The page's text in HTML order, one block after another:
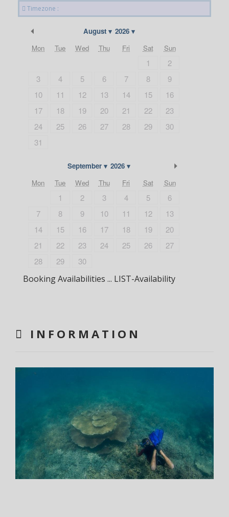
Timezone :
August 2026
Previous Month
Mon Tue Wed Thu Fri Sat Sun
1
2
3
4 5 6 7 8
9
10
11 12 13 14 15
16
17
18 19 20 21 22
23
24
25 26 27 28 29
30
31
September 2026
Mon Tue Wed Thu Fri Sat Sun
1 2 3 4 5
6
7
8 9 10 11 12
13
14
15 16 17 18 19
20
21
22 23 24 25 26
27
28
29 30
Booking Availabilities ... LIST-Availability
INFORMATION